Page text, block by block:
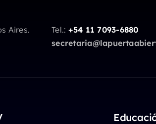
Aires.
Tel.: +54 11 7093-6880